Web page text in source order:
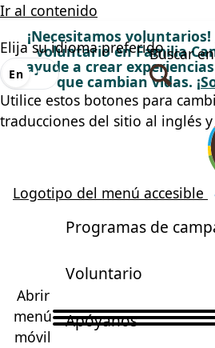
Ir al contenido
¡Necesitamos voluntarios!
voluntario en Familia
ayude a crear
que cambian vidas.
Logotipo del menú accesible
Buscar en
Elija su idioma preferido
En Es
Utilice estos botones para
traducciones del sitio al inglés
Abrir
menú
móvil
Programas de
Voluntario
Apóyanos